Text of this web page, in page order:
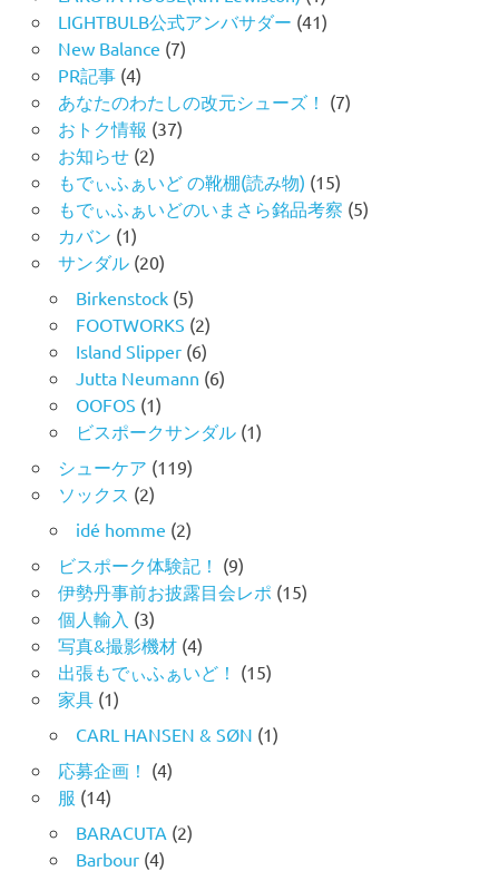
LIGHTBULB公式アンバサダー (41)
New Balance (7)
PR記事(4)
あなたのわたしの改元シューズ！ (7)
おトク情報 (37)
お知らせ(2)
もでぃふぁいど の靴棚(読み物) (15)
もでぃふぁいどのいまさら銘品考察 (5)
カバン (1)
サンダル(20)
Birkenstock(5)
FOOTWORKS (2)
Island Slipper(6)
Jutta Neumann (6)
OOFOS (1)
ビスポークサンダル(1)
シューケア (119)
ソックス (2)
idé homme (2)
ビスポーク体験記！ (9)
伊勢丹事前お披露目会レポ (15)
個人輸入 (3)
写真&撮影機材(4)
出張もでぃふぁいど！ (15)
家具(1)
CARL HANSEN & SØN (1)
応募企画！ (4)
服 (14)
BARACUTA (2)
Barbour(4)